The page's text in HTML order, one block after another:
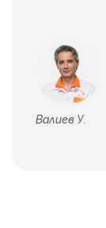
Валиев У.